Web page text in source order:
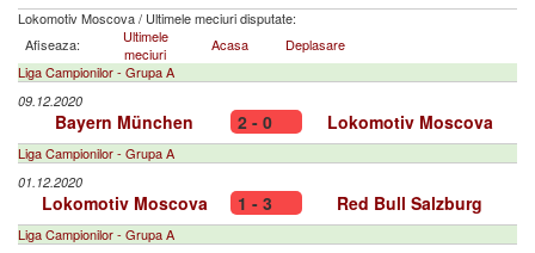
Lokomotiv Moscova/ Ultimele meciuri disputate:
Afiseaza:
Ultimele
meciuri
Acasa
Deplasare
Liga Campionilor - Grupa A
09.12.2020
Bayern München 2 - 0 Lokomotiv Moscova
Liga Campionilor - Grupa A
01.12.2020
Lokomotiv Moscova 1 - 3 Red Bull Salzburg
Liga Campionilor - Grupa A